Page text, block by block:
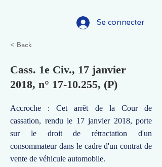
Se connecter
< Back
Cass. 1e Civ., 17 janvier
2018, n° 17-10.255, (P)
Accroche : Cet arrêt de la Cour de
cassation, rendu le 17 janvier 2018, porte
sur le droit de rétractation d'un
consommateur dans le cadre d'un contrat de
vente de véhicule automobile.